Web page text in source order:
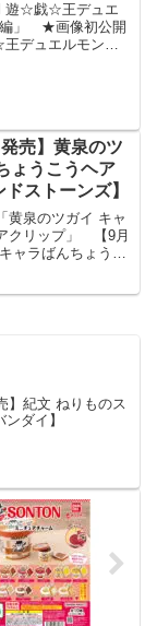
遊☆戯☆王デュエ
編」 ★画像初公開
デュエルモンス
売】黄泉のツ
ょうこうヘア
ストーンズ】
黄泉のツガイ キャ
クリップ」 【9月
ャラばんちょうこ
】紀文 ねりものス
ダイ】